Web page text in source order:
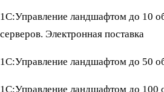
1С:Управление ландшафтом до 10
серверов. Электронная поставка
1С:Управление ландшафтом до 50
1С:Управление ландшафтом до 100